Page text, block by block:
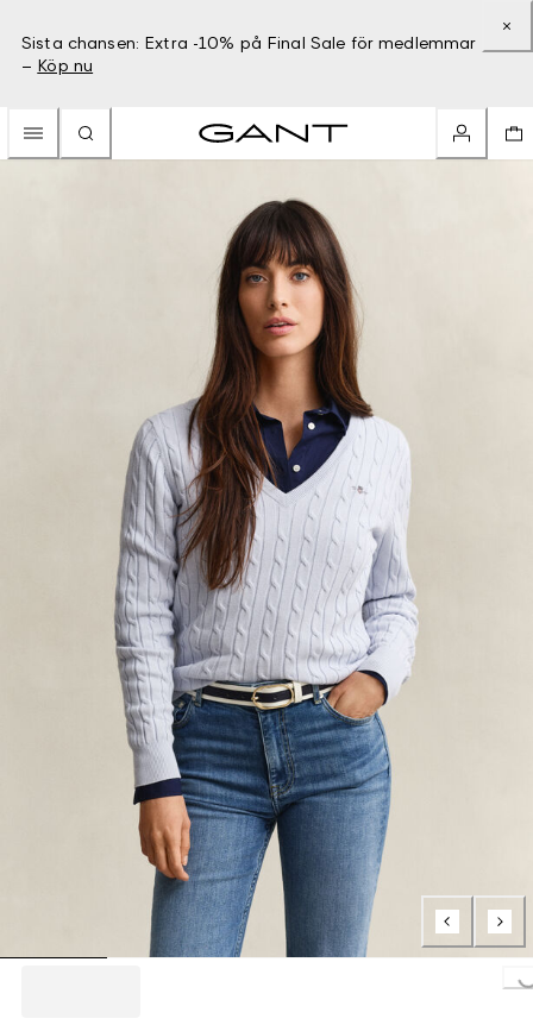
Sista chansen: Extra -10% på Final Sale för medlemmar
– Köp nu
Loading...